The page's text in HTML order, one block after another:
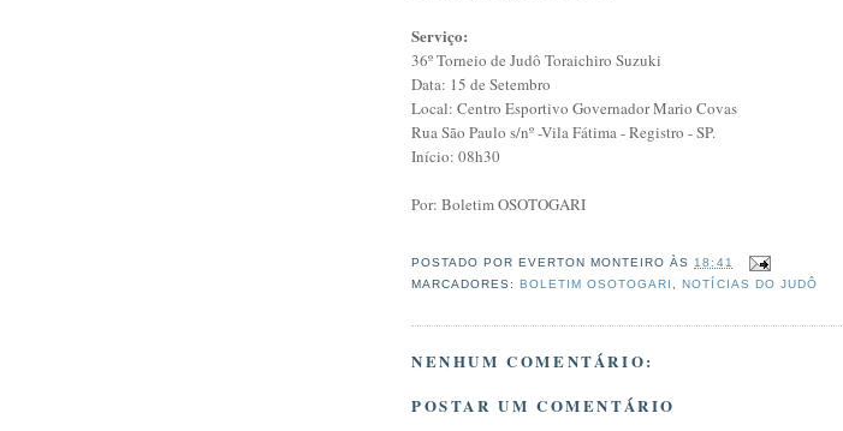
Serviço:
36º Torneio de Judô Toraichiro Suzuki
Data: 15 de Setembro
Local: Centro Esportivo Governador Mario Covas
Rua São Paulo s/nº -Vila Fátima - Registro - SP.
Início: 08h30
Por: Boletim OSOTOGARI
POSTADO POR EVERTON MONTEIRO ÀS18:41
MARCADORES:BOLETIM OSOTOGARI ,NOTÍCIAS DO JUDÔ
NENHUM COMENTÁRIO:
POSTAR UM COMENTÁRIO